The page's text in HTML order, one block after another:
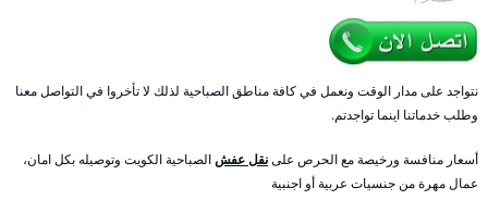
نتواجد على مدار الوقت ونعمل في كافة مناطق الصباحية لذلك لا تأخروا في التواصل معنا
وطلب خدماتنا اينما تواجدتم.
أسعار منافسة ورخيصة مع الحرص علىنقل عفشالصباحية الكويت وتوصيله بكل امان،
عمال مهرة من جنسيات عربية أو اجنبية